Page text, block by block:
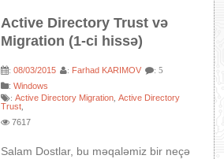
Active Directory Trust və
Migration (1-ci hissə)
:08/03/2015 : Farhad KARIMOV : 5
:Windows
:Active Directory Migration ,Active Directory
Trust
7617
Salam Dostlar, bu məqaləmiz bir neçə